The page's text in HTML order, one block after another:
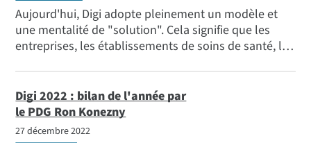
Aujourd'hui, Digi adopte pleinement un modèle et
une mentalité de "solution". Cela signifie que les
entreprises, les établissements de soins de santé, les
fournisseur de solutions pour l'ensemble de la
planification, du déploiement et de la gestion du
cycle de vie de leur projet IoT .
Digi 2022 : bilan de l'année par
le PDG Ron Konezny
27 décembre 2022